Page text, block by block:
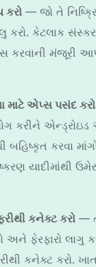
કરો — જો તે
કરો. કેટલાક
કરવાની મંજૂરી
માટે એપ્સ પસંદ કરો
કરીને
બહિષ્કૃત કરવા
યાદીમાંથી
કનેક્ટ કરો —
અને ફેરફારો લાગુ
કનેક્ટ કરો.